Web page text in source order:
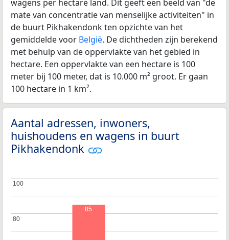
wagens per hectare land. Dit geeft een beeld van "de
mate van concentratie van menselijke activiteiten" in
de buurt Pikhakendonk ten opzichte van het
gemiddelde voor België. De dichtheden zijn berekend
met behulp van de oppervlakte van het gebied in
hectare. Een oppervlakte van een hectare is 100
meter bij 100 meter, dat is 10.000 m² groot. Er gaan
100 hectare in 1 km².
Aantal adressen, inwoners,
huishoudens en wagens in buurt
Pikhakendonk
80
80
100
100
85